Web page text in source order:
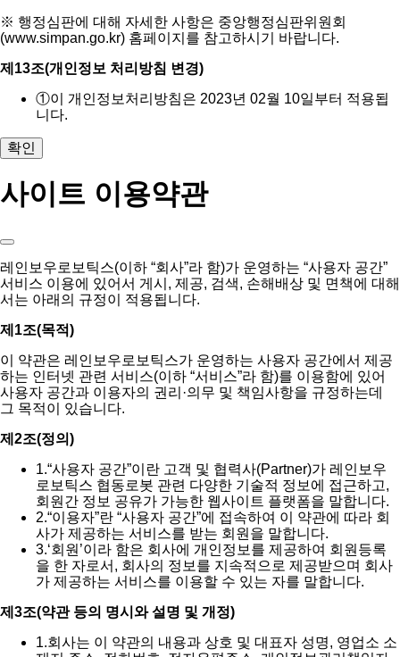
※ 행정심판에 대해 자세한 사항은 중앙행정심판위원회
(www.simpan.go.kr) 홈페이지를 참고하시기 바랍니다.
제13조(개인정보 처리방침 변경)
①이 개인정보처리방침은 2023년 02월 10일부터 적용됩
니다.
확인
사이트 이용약관
레인보우로보틱스(이하 “회사”라 함)가 운영하는 “사용자 공간”
서비스 이용에 있어서 게시, 제공, 검색, 손해배상 및 면책에 대해
서는 아래의 규정이 적용됩니다.
제1조(목적)
이 약관은 레인보우로보틱스가 운영하는 사용자 공간에서 제공
하는 인터넷 관련 서비스(이하 “서비스”라 함)를 이용함에 있어
사용자 공간과 이용자의 권리·의무 및 책임사항을 규정하는데
그 목적이 있습니다.
제2조(정의)
1.“사용자 공간”이란 고객 및 협력사(Partner)가 레인보우
로보틱스 협동로봇 관련 다양한 기술적 정보에 접근하고,
회원간 정보 공유가 가능한 웹사이트 플랫폼을 말합니다.
2.“이용자”란 “사용자 공간”에 접속하여 이 약관에 따라 회
사가 제공하는 서비스를 받는 회원을 말합니다.
3.‘회원’이라 함은 회사에 개인정보를 제공하여 회원등록
을 한 자로서, 회사의 정보를 지속적으로 제공받으며 회사
가 제공하는 서비스를 이용할 수 있는 자를 말합니다.
제3조(약관 등의 명시와 설명 및 개정)
1.회사는 이 약관의 내용과 상호 및 대표자 성명, 영업소 소